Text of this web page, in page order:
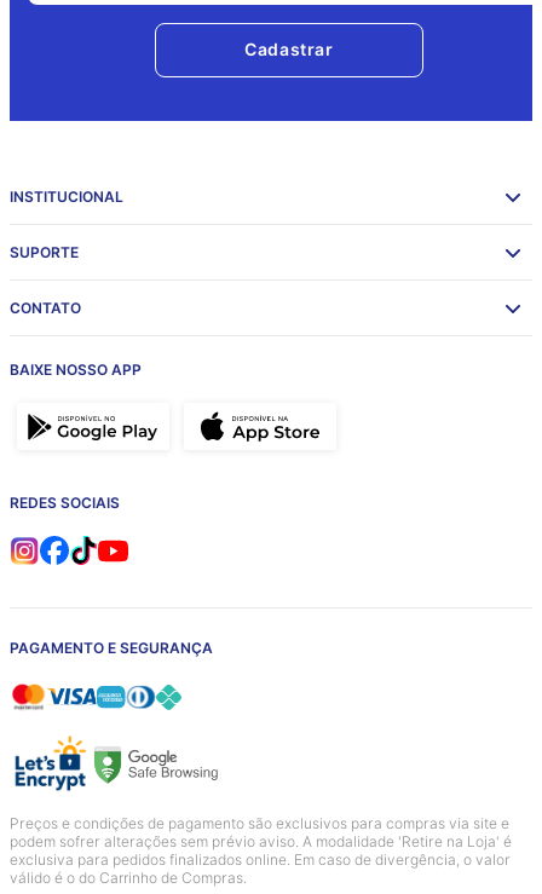
Cadastrar
INSTITUCIONAL
SUPORTE
CONTATO
BAIXE NOSSO APP
REDES SOCIAIS
PAGAMENTO E SEGURANÇA
Preços e condições de pagamento são exclusivos para compras via site e
podem sofrer alterações sem prévio aviso. A modalidade 'Retire na Loja' é
exclusiva para pedidos finalizados online. Em caso de divergência, o valor
válido é o do Carrinho de Compras.